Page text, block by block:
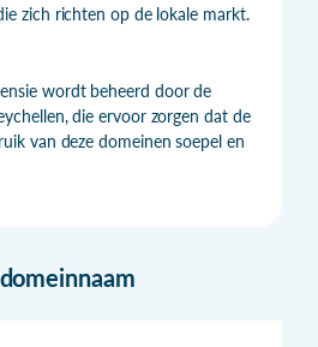
zich richten op de lokale markt.
wordt beheerd door de
die ervoor zorgen dat de
van deze domeinen soepel en